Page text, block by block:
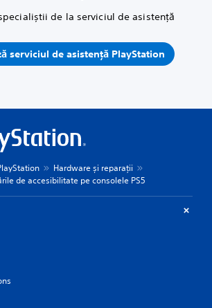
de la serviciul de asistență
serviciul de asistență PlayStation
Hardware și reparații
de accesibilitate pe consolele PS5